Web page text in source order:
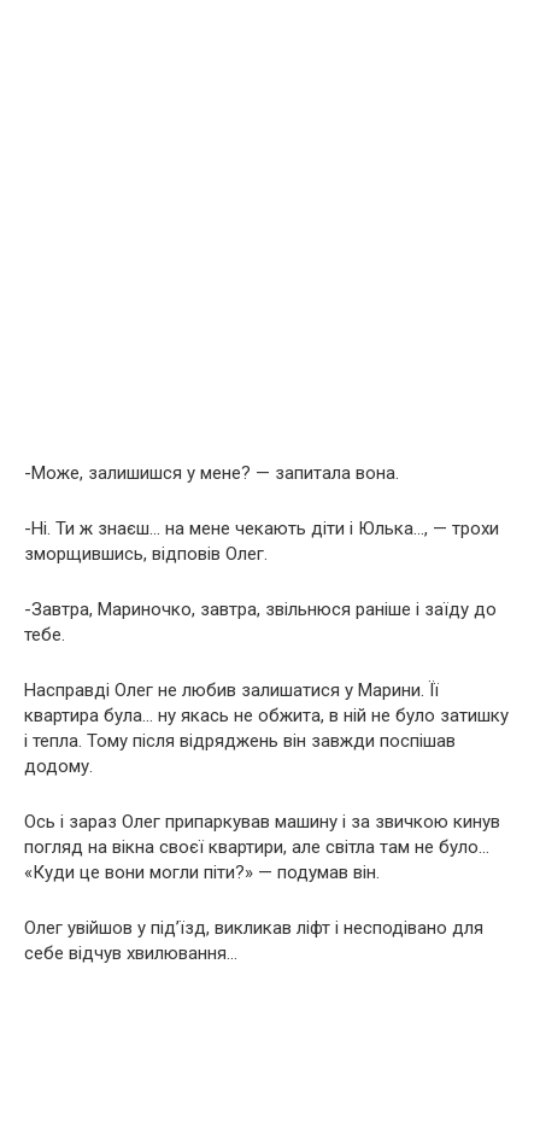
-Може, залишишся у мене? — запитала вона.
-Ні. Ти ж знаєш… на мене чекають діти і Юлька…, — трохи
зморщившись, відповів Олег.
-Завтра, Мариночко, завтра, звільнюся раніше і заїду до
тебе.
Насправді Олег не любив залишатися у Марини. Її
квартира була… ну якась не обжита, в ній не було затишку
і тепла. Тому після відряджень він завжди поспішав
додому.
Ось і зараз Олег припаркував машину і за звичкою кинув
погляд на вікна своєї квартири, але світла там не було…
«Куди це вони могли піти?» — подумав він.
Олег увійшов у під’їзд, викликав ліфт і несподівано для
себе відчув хвилювання…